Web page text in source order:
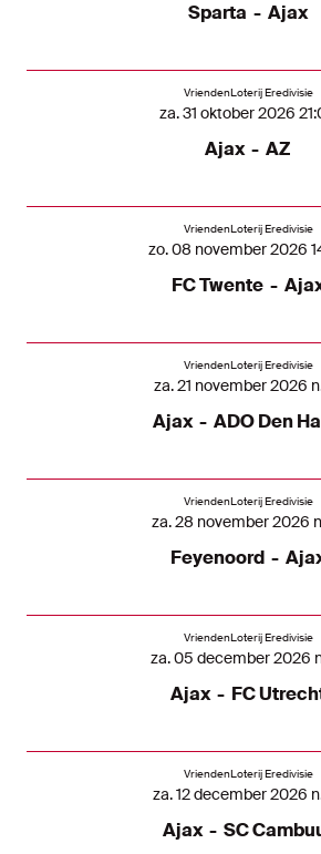
Sparta - Ajax
VriendenLoterij Eredivisie
za. 31 oktober 2026
Ajax - AZ
VriendenLoterij Eredivisie
zo. 08 november 2026
FC Twente -
VriendenLoterij Eredivisie
za. 21 november 2026
Ajax - ADO Den
VriendenLoterij Eredivisie
za. 28 november 2026
Feyenoord -
VriendenLoterij Eredivisie
za. 05 december 2026
Ajax - FC
VriendenLoterij Eredivisie
za. 12 december 2026
Ajax - SC